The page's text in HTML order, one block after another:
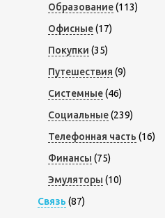
Образование(113)
Офисные(17)
Покупки (35)
Путешествия (9)
Системные(46)
Социальные(239)
Телефонная часть (16)
Финансы (75)
Эмуляторы (10)
Связь (87)